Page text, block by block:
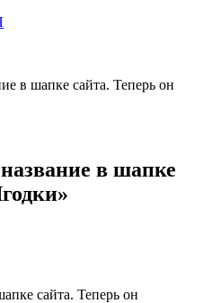
в шапке сайта. Теперь он
в шапке
сайта. Теперь он